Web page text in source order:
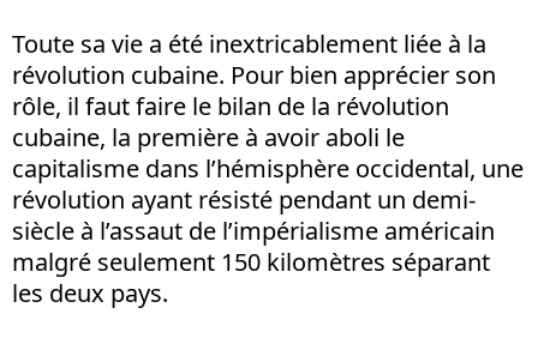
Toute sa vie a été inextricablement liée à la
révolution cubaine. Pour bien apprécier son
rôle, il faut faire le bilan de la révolution
cubaine, la première à avoir aboli le
capitalisme dans l’hémisphère occidental, une
révolution ayant résisté pendant un demi-
siècle à l’assaut de l’impérialisme américain
malgré seulement 150 kilomètres séparant
les deux pays.